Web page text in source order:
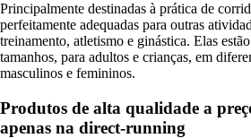
Principalmente destinadas à prática de
perfeitamente adequadas para outras
treinamento, atletismo e ginástica. Elas
tamanhos, para adultos e crianças, em
masculinos e femininos.
Produtos de alta qualidade a
apenas na direct-running